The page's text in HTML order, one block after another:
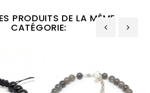
PRODUITS DE LA MÊME
CATÉGORIE: